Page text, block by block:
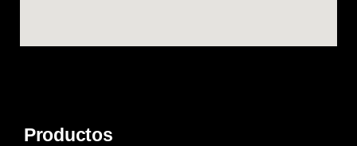
Productos